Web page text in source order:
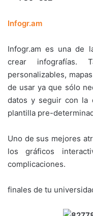
Infogr.am
Infogr.am es una de
crear infografías.
personalizables,
de usar ya que sólo
datos y seguir con la
plantilla pre-
Uno de sus mejores
los gráficos
complicaciones.
finales de tu